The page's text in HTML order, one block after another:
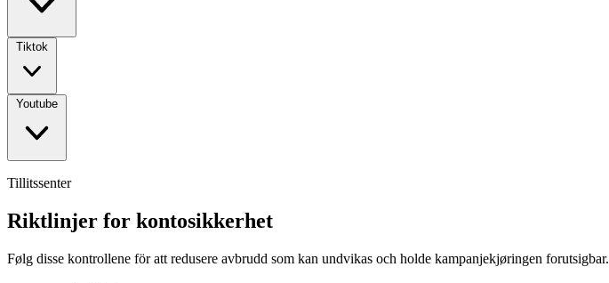
Tiktok
Youtube
Tillitssenter
Riktlinjer for kontosikkerhet
Følg disse kontrollene för att redusere avbrudd som kan undvikas och holde kampanjekjøringen forutsigbar.